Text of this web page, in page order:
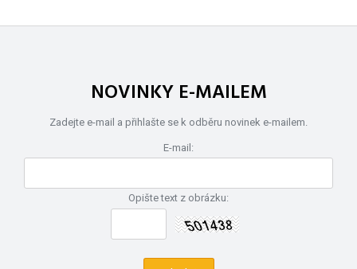
NOVINKY E-MAILEM
Zadejte e-mail a přihlašte se k odběru novinek e-mailem.
E-mail:
Opište text z obrázku: